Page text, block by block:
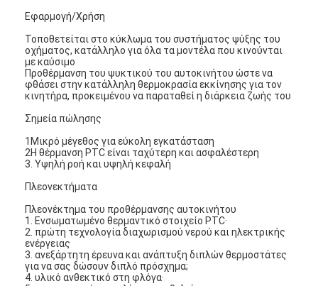
Εφαρμογή/Χρήση
Τοποθετείται στο κύκλωμα του συστήματος ψύξης του
οχήματος, κατάλληλο για όλα τα μοντέλα που κινούνται
με καύσιμο
Προθέρμανση του ψυκτικού του αυτοκινήτου ώστε να
φθάσει στην κατάλληλη θερμοκρασία εκκίνησης για τον
κινητήρα, προκειμένου να παραταθεί η διάρκεια ζωής του
Σημεία πώλησης
1Μικρό μέγεθος για εύκολη εγκατάσταση
2Η θέρμανση PTC είναι ταχύτερη και ασφαλέστερη
3. Υψηλή ροή και υψηλή κεφαλή
Πλεονεκτήματα
Πλεονέκτημα του προθέρμανσης αυτοκινήτου
1. Ενσωματωμένο θερμαντικό στοιχείο PTC·
2. πρώτη τεχνολογία διαχωρισμού νερού και ηλεκτρικής
ενέργειας
3. ανεξάρτητη έρευνα και ανάπτυξη διπλών θερμοστάτες
για να σας δώσουν διπλό πρόσχημα;
4. υλικό ανθεκτικό στη φλόγα·